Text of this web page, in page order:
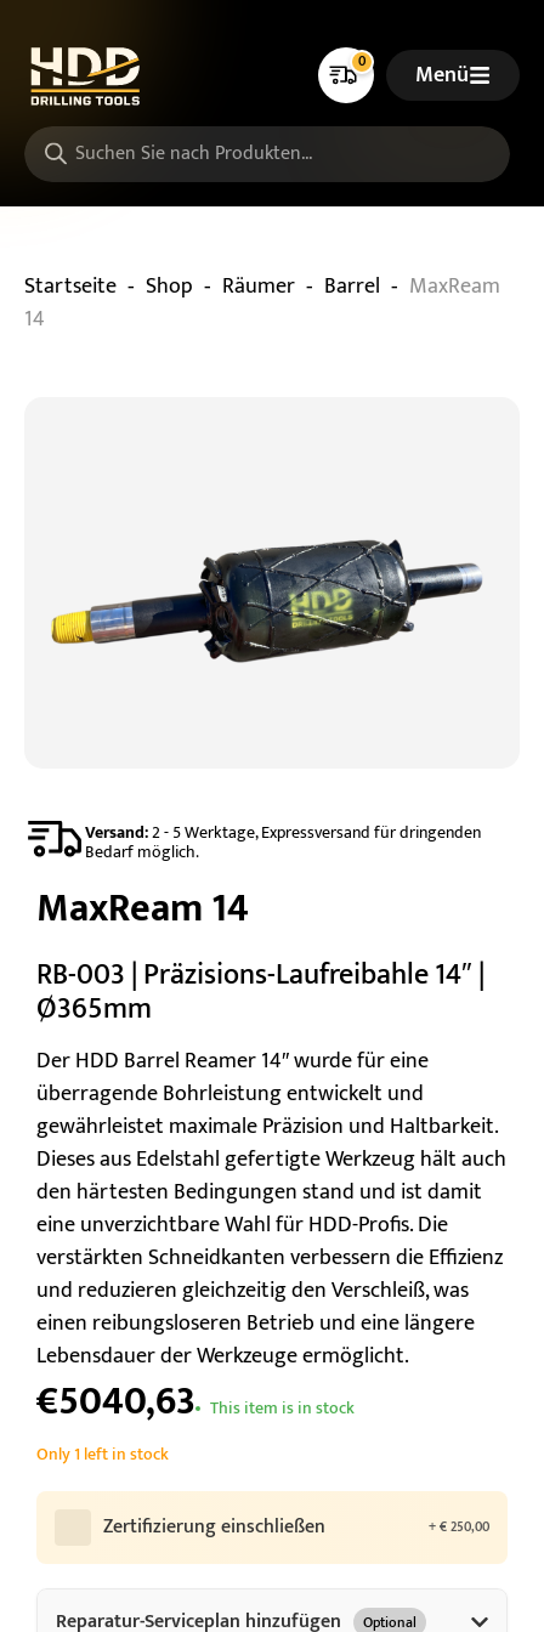
0 Menü
Startseite - Shop - Räumer - Barrel - MaxReam
14
Versand:2 - 5 Werktage, Expressversand für dringenden
Bedarf möglich.
MaxReam 14
RB-003 | Präzisions-Laufreibahle 14″ |
Ø365mm
Der HDD Barrel Reamer 14″ wurde für eine
überragende Bohrleistung entwickelt und
gewährleistet maximale Präzision und Haltbarkeit.
Dieses aus Edelstahl gefertigte Werkzeug hält auch
den härtesten Bedingungen stand und ist damit
eine unverzichtbare Wahl für HDD-Profis. Die
verstärkten Schneidkanten verbessern die Effizienz
und reduzieren gleichzeitig den Verschleiß, was
einen reibungsloseren Betrieb und eine längere
Lebensdauer der Werkzeuge ermöglicht.
€5040,63 This item is in stock
Only 1 left in stock
Zertifizierung einschließen +€250,00
Reparatur-Serviceplan hinzufügen Optional